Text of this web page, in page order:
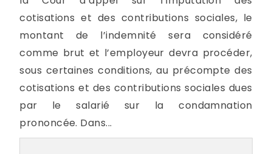
cotisations et des contributions sociales, le
montant de l’indemnité sera considéré
comme brut et l’employeur devra procéder,
sous certaines conditions, au précompte des
cotisations et des contributions sociales dues
par le salarié sur la condamnation
prononcée. Dans...